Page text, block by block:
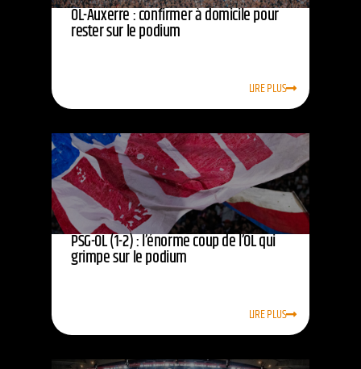
OL-Auxerre : confirmer à domicile pour
rester sur le podium
LIRE PLUS
PSG-OL (1-2) : l’énorme coup de l’OL qui
grimpe sur le podium
LIRE PLUS